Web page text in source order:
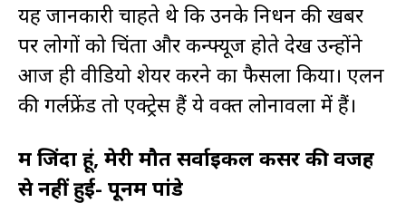
यह जानकारी चाहते थे कि उनके निधन की खबर
पर लोगों को चिंता और कन्फ्यूज होते देख उन्होंने
आज ही वीडियो शेयर करने का फैसला किया। एलन
की गर्लफ्रेंड तो एक्ट्रेस हैं ये वक्त लोनावला में हैं।
मैं जिंदा हूं, मेरी मौत सर्वाइकल कैंसर की वजह
से नहीं हुई- पूनम पांडे